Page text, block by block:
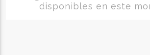
disponibles en este